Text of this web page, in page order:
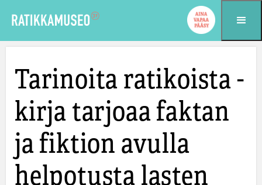
Tarinoita ratikoista -
kirja tarjoaa faktan
ja fiktion avulla
helpotusta lasten